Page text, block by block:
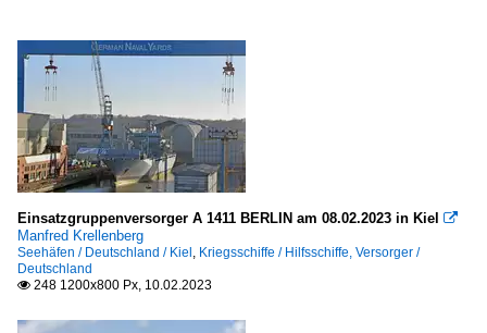
Einsatzgruppenversorger A 1411 BERLIN am 08.02.2023 in Kiel 
Manfred Krellenberg
Seehäfen / Deutschland / Kiel, Kriegsschiffe / Hilfsschiffe, Versorger /
Deutschland
 248 1200x800 Px, 10.02.2023